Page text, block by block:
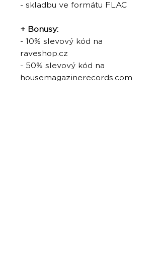
- skladbu ve formátu FLAC
+ Bonusy:
- 10% slevový kód na
raveshop.cz
- 50% slevový kód na
housemagazinerecords.com